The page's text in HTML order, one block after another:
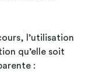
l’utilisation
qu’elle soit
: